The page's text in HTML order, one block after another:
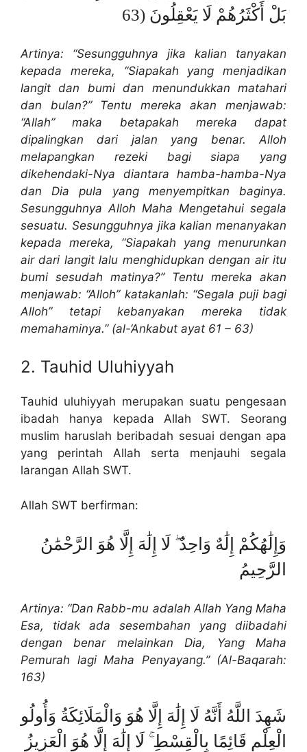
بَلْ أَكْثَرُهُمْ لَا يَعْقِلُونَ (63
Artinya: “Sesungguhnya jika kalian tanyakan
kepada mereka, “Siapakah yang menjadikan
langit dan bumi dan menundukkan matahari
dan bulan?” Tentu mereka akan menjawab:
“Allah” maka betapakah mereka dapat
dipalingkan dari jalan yang benar. Alloh
melapangkan rezeki bagi siapa yang
dikehendaki-Nya diantara hamba-hamba-Nya
dan Dia pula yang menyempitkan baginya.
Sesungguhnya Alloh Maha Mengetahui segala
sesuatu. Sesungguhnya jika kalian menanyakan
kepada mereka, “Siapakah yang menurunkan
air dari langit lalu menghidupkan dengan air itu
bumi sesudah matinya?” Tentu mereka akan
menjawab: “Alloh” katakanlah: “Segala puji bagi
Alloh” tetapi kebanyakan mereka tidak
memahaminya.” (al-‘Ankabut ayat 61 – 63)
2. Tauhid Uluhiyyah
Tauhid uluhiyyah merupakan suatu pengesaan
ibadah hanya kepada Allah SWT. Seorang
muslim haruslah beribadah sesuai dengan apa
yang perintah Allah serta menjauhi segala
larangan Allah SWT.
Allah SWT berfirman:
وَإِلَٰهُكُمْ إِلَٰهٌ وَاحِدٌ ۖ لَا إِلَٰهَ إِلَّا هُوَ الرَّحْمَٰنُ
الرَّحِيمُ
Artinya: “Dan Rabb-mu adalah Allah Yang Maha
Esa, tidak ada sesembahan yang diibadahi
dengan benar melainkan Dia, Yang Maha
Pemurah lagi Maha Penyayang.” (Al-Baqarah:
163)
شَهِدَ اللَّهُ أَنَّهُ لَا إِلَٰهَ إِلَّا هُوَ وَالْمَلَائِكَةُ وَأُولُو
الْعِلْمِ قَائِمًا بِالْقِسْطِ ۚ لَا إِلَٰهَ إِلَّا هُوَ الْعَزِيزُ